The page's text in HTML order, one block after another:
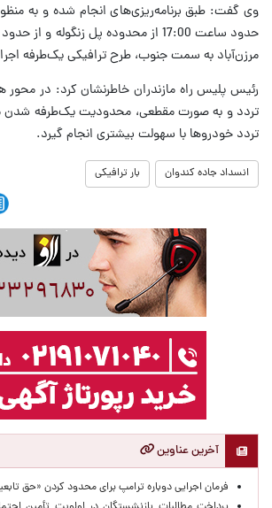
وی گفت: طبق برنامه‌ریزی‌های انجام شده و به منظور
مرزن‌آباد به سمت جنوب، طرح ترافیکی یک‌طرفه
رئیس پلیس راه مازندران خاطرنشان کرد: در محور
تردد و به صورت مقطعی، محدودیت یک‌طرفه شدن
تردد خودروها با سهولت بیشتری انجام گیرد.
انسداد جاده کندوان بار ترافیکی
آخرین عناوین
فرمان اجرایی دوباره ترامپ برای محدود کردن «حق